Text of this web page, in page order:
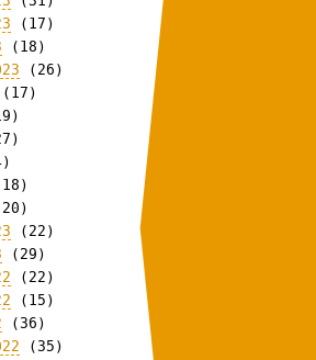
(17)
(18)
(26)
(17)
(22)
(29)
(22)
(15)
(36)
(35)